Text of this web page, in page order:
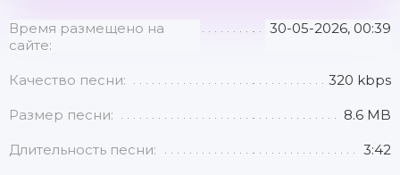
Время размещено на
сайте:
30-05-2026, 00:39
Качество песни: 320 kbps
Размер песни: 8.6 MB
Длительность песни: 3:42